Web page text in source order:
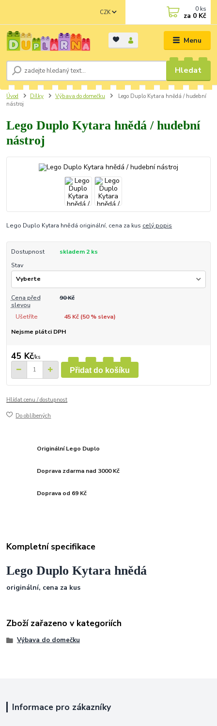
Menu
CZK
Hledat
0 ks
za 0 Kč
Úvod Dílky Výbava do domečku
Lego Duplo Kytara hnědá / hudební
nástroj
Lego Duplo Kytara hnědá / hudební
nástroj
Lego Duplo Kytara hnědá originální, cena za kus celý popis
Dostupnost
skladem 2 ks
Stav
Cena před
slevou
90 Kč
Ušetříte 45 Kč (50% sleva)
Nejsme plátci DPH
45 Kč/ks
Přidat do košíku
Hlídat cenu / dostupnost
Do oblíbených
Originální Lego Duplo
Doprava zdarma nad 3000 Kč
Doprava od 69 Kč
Kompletní specifikace
Lego Duplo Kytara hnědá
originální, cena za kus
Zboží zařazeno v kategoriích
Výbava do domečku
Informace pro zákazníky